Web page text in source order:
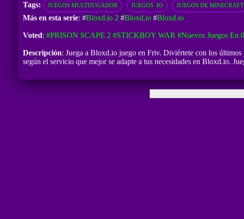
Tags: JUEGOS MULTIJUGADOR JUEGOS .IO JUEGOS DE MINECRAFT
Más en esta serie: #Bloxd.io 2 #Bloxd.io#Bloxd.io
Voted: #PRISON SCAPE 2 #STICKBOY WAR #Nuevos Juegos En
Descripción: Juega a Bloxd.io juego en Friv. Diviértete con los
según el servicio que mejor se adapte a tus necesidades en Bloxd.io.